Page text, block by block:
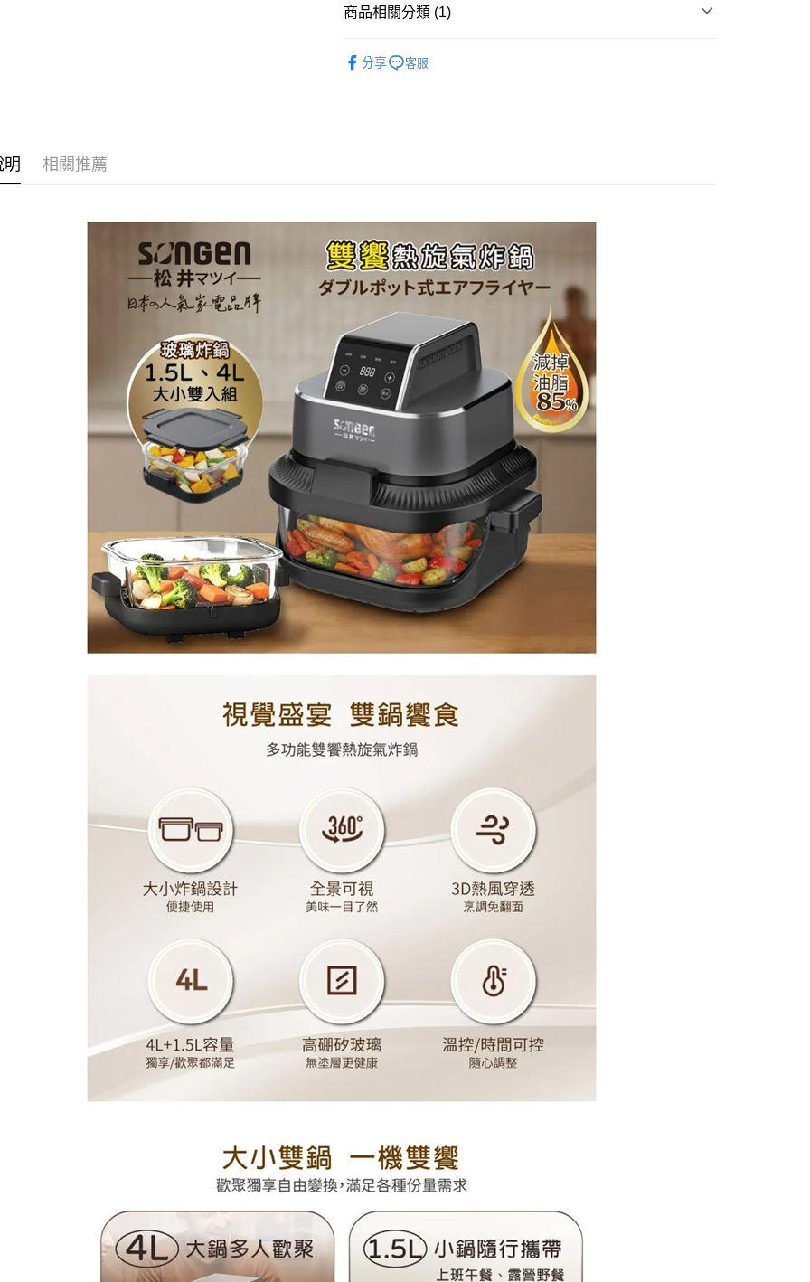
貨到付現給宅配司機 (大家電需貨到付款服務 請電洽0977103621)
商品相關分類 (1)
分享
客服
明 相關推薦